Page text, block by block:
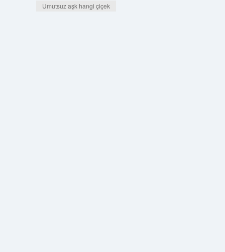
Umutsuz aşk hangi çiçek